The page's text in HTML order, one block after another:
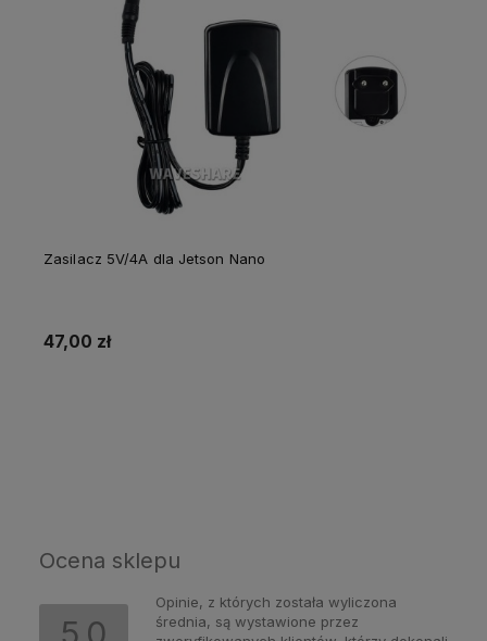
Zasilacz 5V/4A dla Jetson Nano
47,00 zł
Ocena sklepu
5.0
Opinie, z których została wyliczona
średnia, są wystawione przez